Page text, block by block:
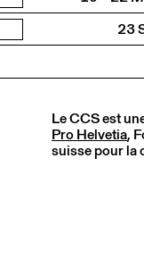
23
Le CCS est
Pro Helvetia,
suisse pour la